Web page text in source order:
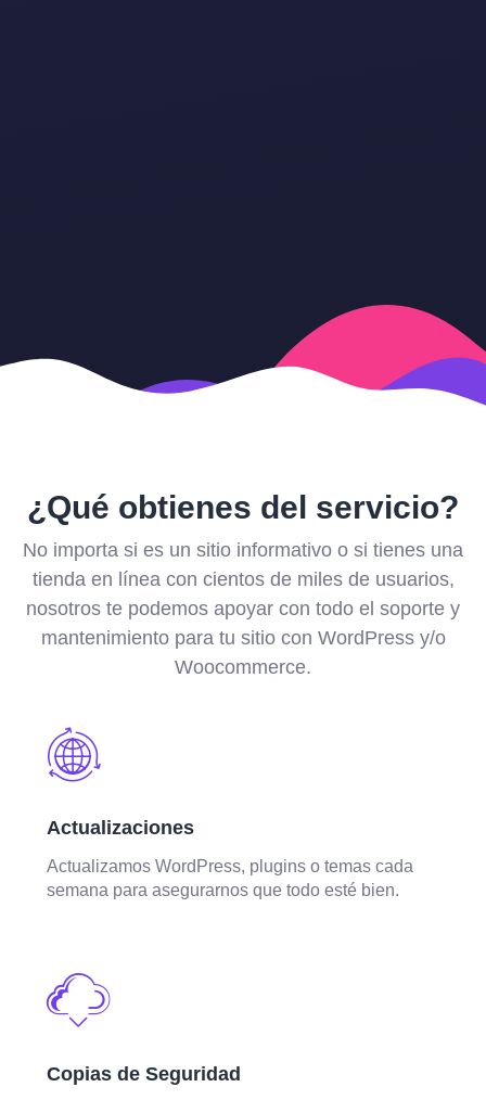
¿Qué obtienes del servicio?
No importa si es un sitio informativo o si tienes una
tienda en línea con cientos de miles de usuarios,
nosotros te podemos apoyar con todo el soporte y
mantenimiento para tu sitio con WordPress y/o
Woocommerce.​
Actualizaciones
Actualizamos WordPress, plugins o temas cada
semana para asegurarnos que todo esté bien.
Copias de Seguridad